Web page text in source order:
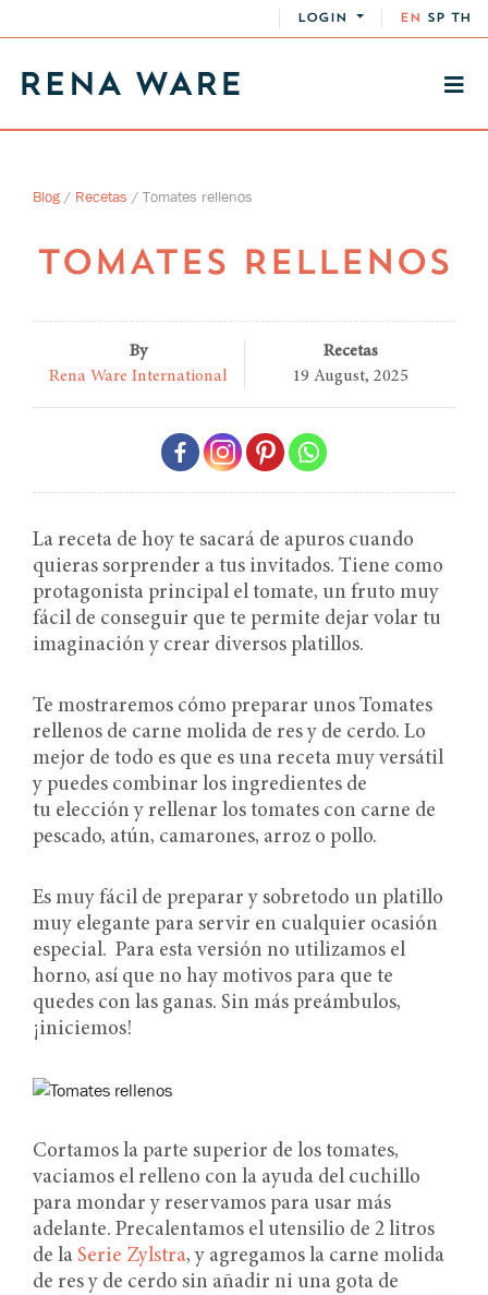
LOGIN EN SP TH
Blog / Recetas / Tomates rellenos
TOMATES RELLENOS
By
Rena Ware International
Recetas
19 August, 2025
La receta de hoy te sacará de apuros cuando
quieras sorprender a tus invitados. Tiene como
protagonista principal el tomate, un fruto muy
fácil de conseguir que te permite dejar volar tu
imaginación y crear diversos platillos.
Te mostraremos cómo preparar unos Tomates
rellenos de carne molida de res y de cerdo. Lo
mejor de todo es que es una receta muy versátil
y puedes combinar los ingredientes de
tu elección y rellenar los tomates con carne de
pescado, atún, camarones, arroz o pollo.
Es muy fácil de preparar y sobretodo un platillo
muy elegante para servir en cualquier ocasión
especial. Para esta versión no utilizamos el
horno, así que no hay motivos para que te
quedes con las ganas. Sin más preámbulos,
¡iniciemos!
Cortamos la parte superior de los tomates,
vaciamos el relleno con la ayuda del cuchillo
para mondar y reservamos para usar más
adelante. Precalentamos el utensilio de 2 litros
de la Serie Zylstra, y agregamos la carne molida
de res y de cerdo sin añadir ni una gota de